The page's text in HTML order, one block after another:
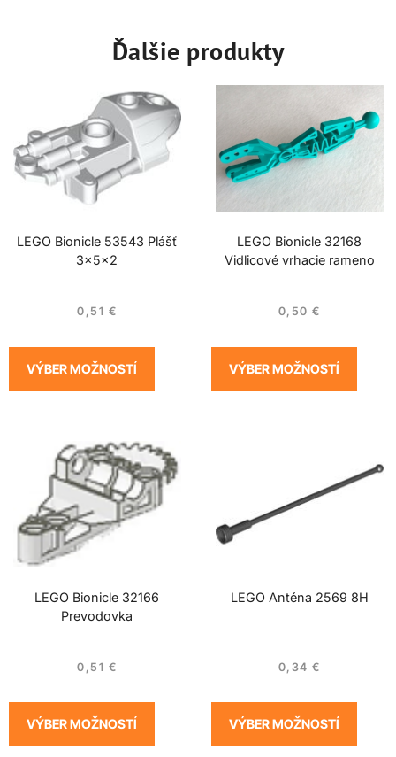
Ďalšie produkty
LEGO Bionicle 53543 Plášť
3x5x2
0,51 €
VÝBER MOŽNOSTÍ
LEGO Bionicle 32168
Vidlicové vrhacie rameno
0,50 €
VÝBER MOŽNOSTÍ
LEGO Bionicle 32166
Prevodovka
0,51 €
VÝBER MOŽNOSTÍ
LEGO Anténa 2569 8H
0,34 €
VÝBER MOŽNOSTÍ